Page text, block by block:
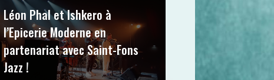
Léon Phal et Ishkero à
l’Epicerie Moderne en
partenariat avec Saint-Fons
Jazz !